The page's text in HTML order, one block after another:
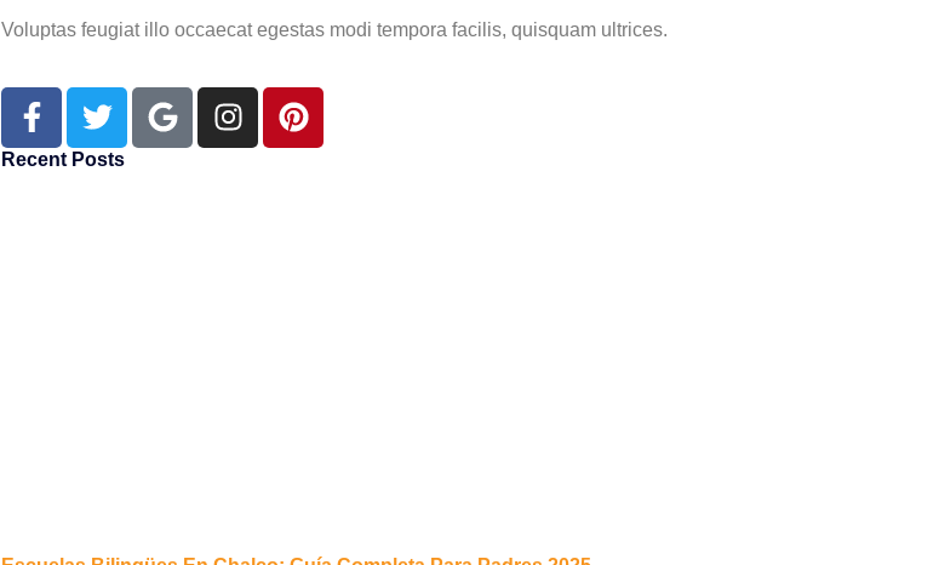
Voluptas feugiat illo occaecat egestas modi tempora facilis, quisquam ultrices.
Recent Posts